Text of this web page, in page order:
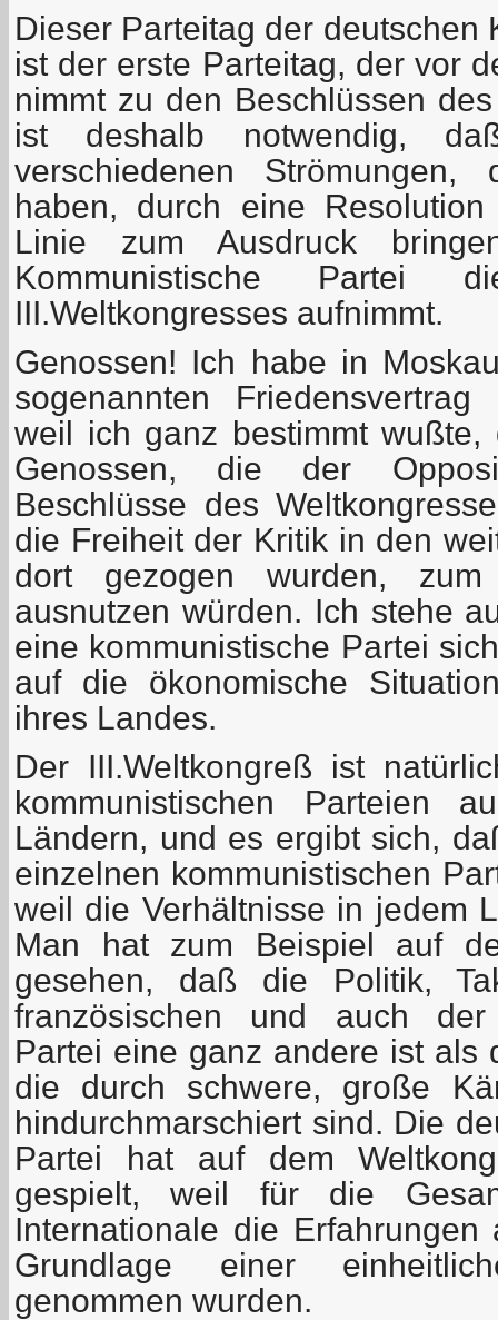
Dieser Parteitag der deutschen
ist der erste Parteitag, der vor
nimmt zu den Beschlüssen
ist deshalb notwendig,
verschiedenen
haben, durch eine
Linie zum Ausdruck
Kommunistische Partei
III.Weltkongresses aufnimmt.
Genossen! Ich habe in
sogenannten
weil ich ganz bestimmt
Genossen, die der
Beschlüsse des
die Freiheit der Kritik in den
dort gezogen wurden,
ausnutzen würden. Ich stehe
eine kommunistische Partei
auf die ökonomische
ihres Landes.
Der III.Weltkongreß ist
kommunistischen Parteien
Ländern, und es ergibt sich,
einzelnen kommunistischen
weil die Verhältnisse in jedem
Man hat zum Beispiel auf
gesehen, daß die Politik,
französischen und auch der
Partei eine ganz andere ist als
die durch schwere, große
hindurchmarschiert sind. Die
Partei hat auf dem
gespielt, weil für die
Internationale die
Grundlage einer
genommen wurden.